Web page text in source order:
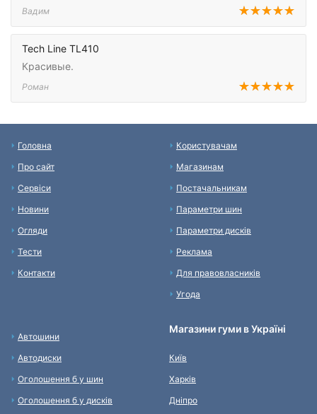
Вадим
Tech Line TL410
Красивые.
Роман
Головна
Про сайт
Сервіси
Новини
Огляди
Тести
Контакти
Користувачам
Магазинам
Постачальникам
Параметри шин
Параметри дисків
Реклама
Для правовласників
Угода
Автошини
Автодиски
Оголошення б у шин
Оголошення б у дисків
Магазини гуми в Україні
Київ
Харків
Дніпро